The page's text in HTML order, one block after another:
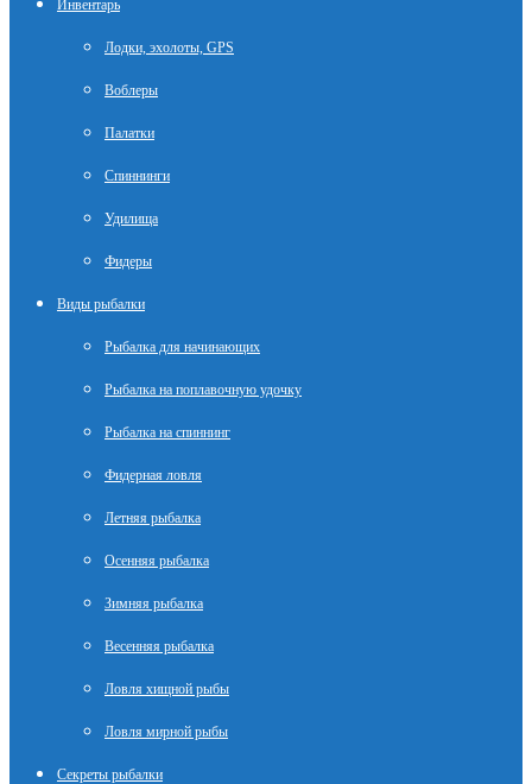
Инвентарь
Лодки, эхолоты, GPS
Воблеры
Палатки
Спиннинги
Удилища
Фидеры
Виды рыбалки
Рыбалка для начинающих
Рыбалка на поплавочную удочку
Рыбалка на спиннинг
Фидерная ловля
Летняя рыбалка
Осенняя рыбалка
Зимняя рыбалка
Весенняя рыбалка
Ловля хищной рыбы
Ловля мирной рыбы
Секреты рыбалки